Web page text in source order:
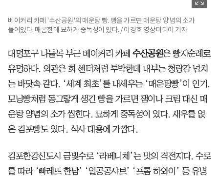
베이커리 카페 '수산공원'의 매운탕 빵. 빵을 가르면 매운탕 양념의 소가
들어있다. 매콤한데 묘하게 중독성이 있다. / 이경호 영상미디어 기자
대명포구 나들목 부근 베이커리 카페 수산공원은 빵지순례로
유명하다. 외관은 회 센터처럼 투박한데 내부는 청량감 넘치
는 바닷속 같다. ‘세계 최초’를 내세우는 ‘매운탕빵’이 인기.
모닝빵처럼 동그랗게 생긴 빵을 가르면 잼이나 크림 대신 매
운탕 양념의 소가 씹힌다. 묘하게 중독성이 있다. 새우를 얹
은 김포빵도 있다. 식사 대용에 가깝다.
김포한강신도시 금빛수로 ‘라베니체’는 맛의 격전지다. 수로
를 따라 ‘빠레뜨 한남’ ‘일공공샤브’ ‘프롬 하와이’ 등 유명